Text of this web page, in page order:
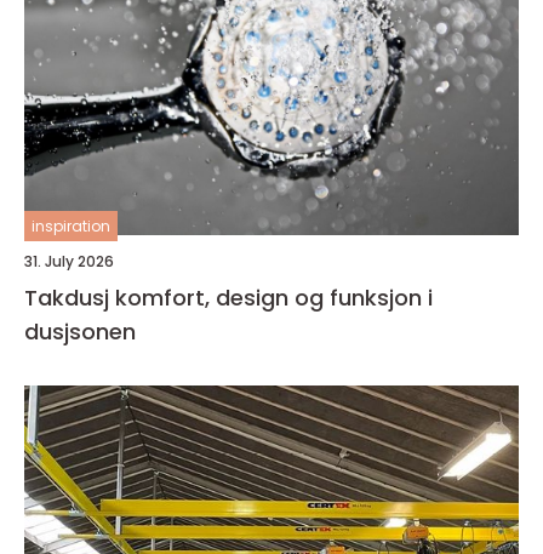
inspiration
31. July 2026
Takdusj komfort, design og funksjon i
dusjsonen